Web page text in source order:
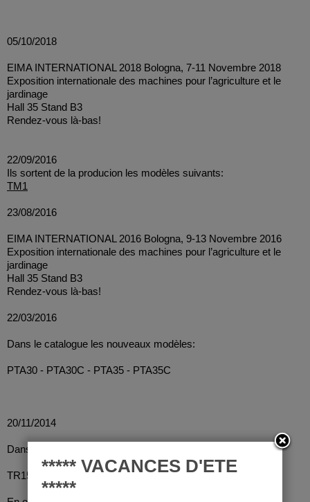
05/10/2018
EIMA INTERNATIONAL 2018 Bologna, 7-11 Novembre 2018
Exposition internationale des machines pour l’agriculture et le
jardinage
Hall 35 Stand B3
Rendez-vous là-bas!
22/09/2016
Ils sortent de la producion les modèles suivants:
TM1
23/08/2016
EIMA INTERNATIONAL 2016 Bologna, 9-13 Novembre 2016
Exposition internationale des machines pour l’agriculture et le
jardinage
Hall 35 Stand B3
Rendez-vous là-bas!
22/03/2016
Dans le catalogue les nouveaux modèles:
PTA30 - PTA30C - PTA35 - PTA35C
20/11/2014
Dans le catalogue les nouveaux modèles:
TR15 - PT7L/1300 - PT7CL/1300
***** VACANCES D'ETE
*****